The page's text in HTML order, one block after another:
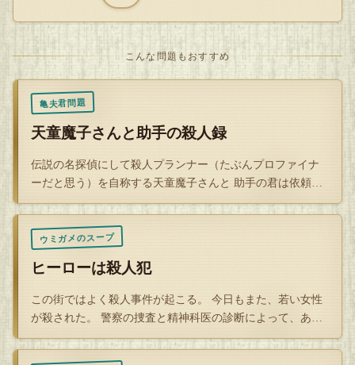
そしてこのトリックが成功するためには 共犯者のカメコさ
んの協力が必要なのです。
助手が食事を取りに行った隙にカメオ社長はあらかじめ隠し
ておいた偽物と入れ替わり殺害。
助手が戻ってくる前に秘書室に隠れているのです。
そして秘書室を確認する場合は中にある更衣室と応接間を行
き来しやり過ごしているのです。
こんな問題もおすすめ
亀夫君問題
天童魔子さんと助手の殺人録
伝説の名探偵にして殺人プランナー（たぶんプロファイナ
ーだと思う）を自称する天童魔子さんと 助手の君は依頼人
に会うため指定…
ウミガメのスープ
ヒーローは殺人犯
この街ではよく殺人事件が起こる。 今日もまた、若い女性
が殺された。 警察の捜査と精神科医の診断によって、ある
男が犯人とし…